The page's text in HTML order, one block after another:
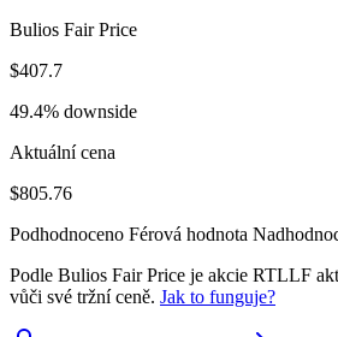
Bulios Fair Price
$407.7
49.4% downside
Aktuální cena
$805.76
Podhodnoceno Férová hodnota
Podle Bulios Fair Price je akcie RTLLF
vůči své tržní ceně. Jak to funguje?